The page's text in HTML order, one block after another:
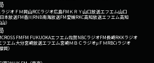
ラジオ ＦＭ岡山RCCラジオ広島FM ＫＲＹ山口放送エフエム山口
本放送FM香川RNB南海放送FM愛媛RKC高知放送エフエム高知
）
CROSS FMFM FUKUOKAエフエム佐賀NBCラジオFM長崎RKKラジオ
フエム大分宮崎放送エフエム宮崎ＭＢＣラジオμＦＭRBCiラジオ
岡）